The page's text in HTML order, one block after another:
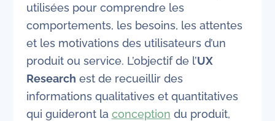
utilisées pour comprendre les
comportements, les besoins, les attentes
et les motivations des utilisateurs d’un
produit ou service. L’objectif de l’UX
Research est de recueillir des
informations qualitatives et quantitatives
qui guideront la conception du produit,